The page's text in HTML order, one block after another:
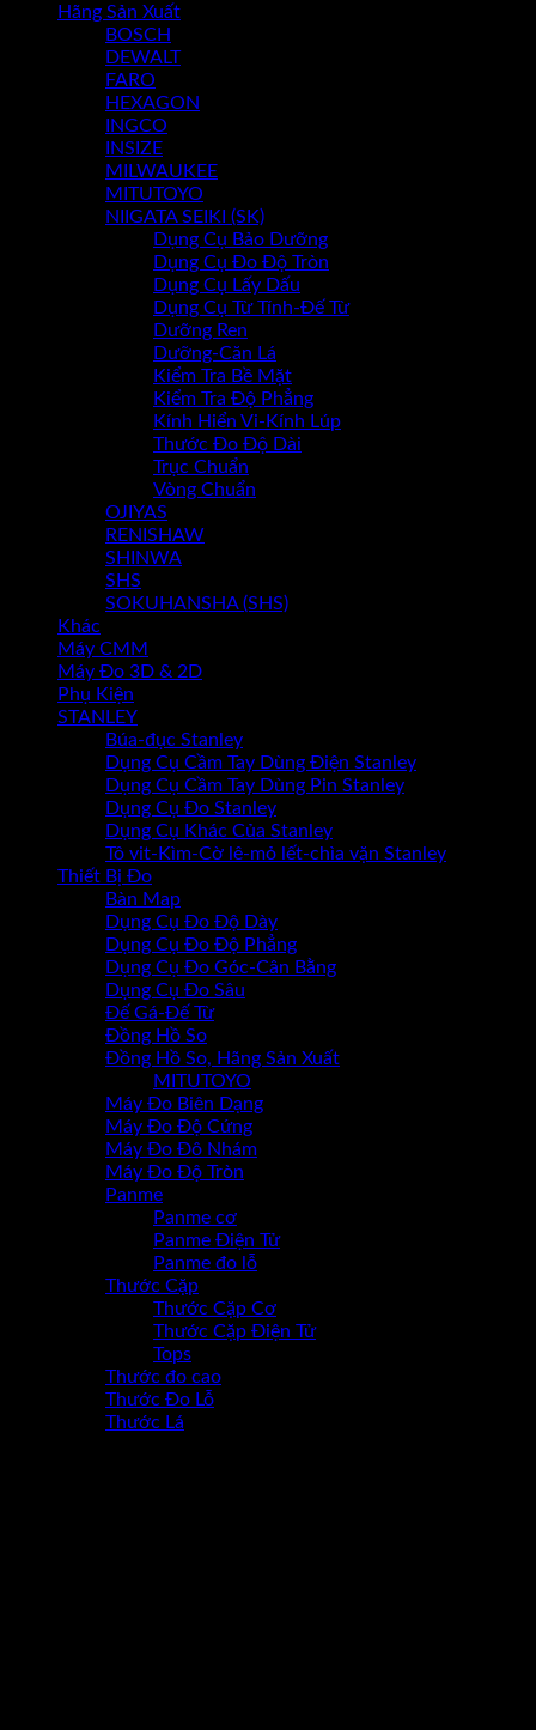
Chưa có sản phẩm trong giỏ hàng.
Hãng Sản Xuất
BOSCH
DEWALT
FARO
HEXAGON
INGCO
INSIZE
MILWAUKEE
MITUTOYO
NIIGATA SEIKI (SK)
Dụng Cụ Bảo Dưỡng
Dụng Cụ Đo Độ Tròn
Dụng Cụ Lấy Dấu
Dụng Cụ Từ Tính-Đế Từ
Dưỡng Ren
Dưỡng-Căn Lá
Kiểm Tra Bề Mặt
Kiểm Tra Độ Phẳng
Kính Hiển Vi-Kính Lúp
Thước Đo Độ Dài
Trục Chuẩn
Vòng Chuẩn
OJIYAS
RENISHAW
SHINWA
SHS
SOKUHANSHA (SHS)
Khác
Máy CMM
Máy Đo 3D & 2D
Phụ Kiện
STANLEY
Búa-đục Stanley
Dụng Cụ Cầm Tay Dùng Điện Stanley
Dụng Cụ Cầm Tay Dùng Pin Stanley
Dụng Cụ Đo Stanley
Dụng Cụ Khác Của Stanley
Tô vit-Kìm-Cờ lê-mỏ lết-chìa vặn Stanley
Thiết Bị Đo
Bàn Map
Dụng Cụ Đo Độ Dày
Dụng Cụ Đo Độ Phẳng
Dụng Cụ Đo Góc-Cân Bằng
Dụng Cụ Đo Sâu
Đế Gá-Đế Từ
Đồng Hồ So
Đồng Hồ So, Hãng Sản Xuất
MITUTOYO
Máy Đo Biên Dạng
Máy Đo Độ Cứng
Máy Đo Đô Nhám
Máy Đo Độ Tròn
Panme
Panme cơ
Panme Điện Tử
Panme đo lỗ
Thước Cặp
Thước Cặp Cơ
Thước Cặp Điện Tử
Tops
Thước đo cao
Thước Đo Lỗ
Thước Lá